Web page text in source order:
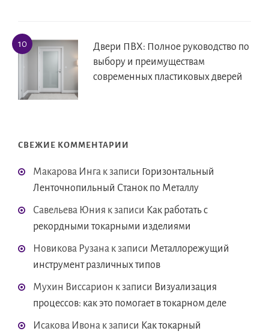
Двери ПВХ: Полное руководство по
выбору и преимуществам
современных пластиковых дверей
СВЕЖИЕ КОММЕНТАРИИ
Макарова Инга к записи Горизонтальный
Ленточнопильный Станок по Металлу
Савельева Юния к записи Как работать с
рекордными токарными изделиями
Новикова Рузана к записи Металлорежущий
инструмент различных типов
Мухин Виссарион к записи Визуализация
процессов: как это помогает в токарном деле
Исакова Ивона к записи Как токарный